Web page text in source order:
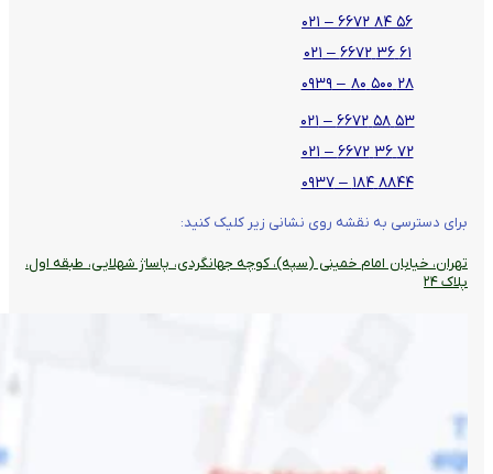
۵۶ ۸۴ ۶۶۷۲ – ۰۲۱
۶۱ ۳۶ ۶۶۷۲ – ۰۲۱
۲۸ ۵۰۰ ۸۰ – ۰۹۳۹
۵۳ ۵۸ ۶۶۷۲ – ۰۲۱
۷۲ ۳۶ ۶۶۷۲ – ۰۲۱
۸۸۴۴ ۱۸۴ – ۰۹۳۷
برای دسترسی به نقشه روی نشانی زیر کلیک کنید:
تهران، خیابان امام خمینی (سپه)، کوچه جهانگردی،‌ پاساژ شهلایی، طبقه اول،
پلاک ۲۴